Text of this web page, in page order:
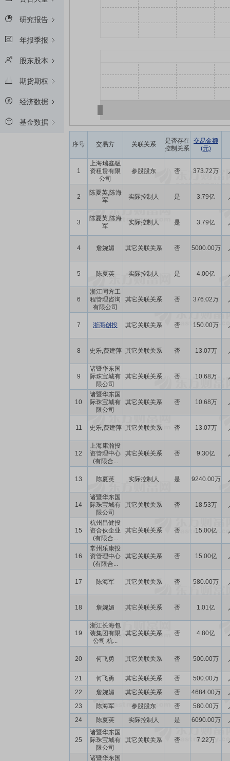
研究报告
年报季报
股东股本
期货期权
经济数据
基金数据
序号 交易方 关联关系
是否存在
控制关系
交易金额
(元)
1
上海瑞鑫融
资租赁有限
公司
参股股东 否 373.72万
2
陈夏英,陈海
军
实际控制人 是 3.79亿
3
陈夏英,陈海
军
实际控制人 是 3.79亿
4 詹婉媚 其它关联关系 否 5000.00万
5 陈夏英 实际控制人 是 4.00亿
6
浙江同方工
程管理咨询
有限公司
其它关联关系 否 376.02万
7 浙商创投 其它关联关系 否 150.00万
8 史乐,费建萍 其它关联关系 否 13.07万
9
诸暨华东国
际珠宝城有
限公司
其它关联关系 否 10.68万
10
诸暨华东国
际珠宝城有
限公司
其它关联关系 否 10.68万
11 史乐,费建萍 其它关联关系 否 13.07万
12
上海康瀚投
资管理中心
(有限合...
其它关联关系 否 9.30亿
13 陈夏英 实际控制人 是 9240.00万
14
诸暨华东国
际珠宝城有
限公司
其它关联关系 否 18.53万
15
杭州昌健投
资合伙企业
(有限合...
其它关联关系 否 15.00亿
16
常州乐康投
资管理中心
(有限合...
其它关联关系 否 15.00亿
17 陈海军 其它关联关系 否 580.00万
18 詹婉媚 其它关联关系 否 1.01亿
19
浙江长海包
装集团有限
公司,杭...
其它关联关系 否 4.80亿
20 何飞勇 其它关联关系 否 500.00万
21 何飞勇 其它关联关系 否 500.00万
22
詹婉媚 其它关联关系 否 4684.00万
23
陈海军 参股股东 否 580.00万
24
陈夏英 实际控制人 是 6090.00万
25
诸暨华东国
际珠宝城有
限公司
其它关联关系 否 7.22万
诸暨华东国